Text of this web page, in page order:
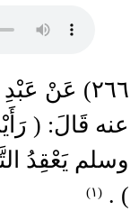
٢٦٦) عَنْ
عنه قَالَ: (
وسلم يَعْقِدُ
) . (١)